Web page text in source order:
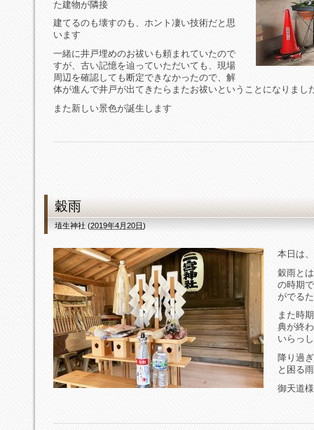
た建物が隣接
建てるのも壊すのも、ホント凄い技術だと思
います
一緒に井戸埋めのお祓いも頼まれていたので
すが、古い記憶を辿っていただいても、現場
周辺を確認しても断定できなかったので、解
体が進んで井戸が出てきたらまたお祓いということになりまし
また新しい景色が誕生します
穀雨
埴生神社(2019年4月20日)
本日は
穀雨と
の時期
がでる
また時
典が終
いらっ
降り過
と困る雨
御天道